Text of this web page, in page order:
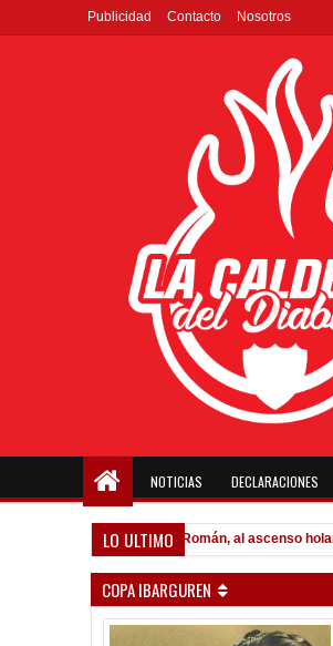
Publicidad Contacto Nosotros
NOTICIAS DECLARACIONES
LO ULTIMO
Pocho Román, al ascenso holandés
COPA IBARGUREN